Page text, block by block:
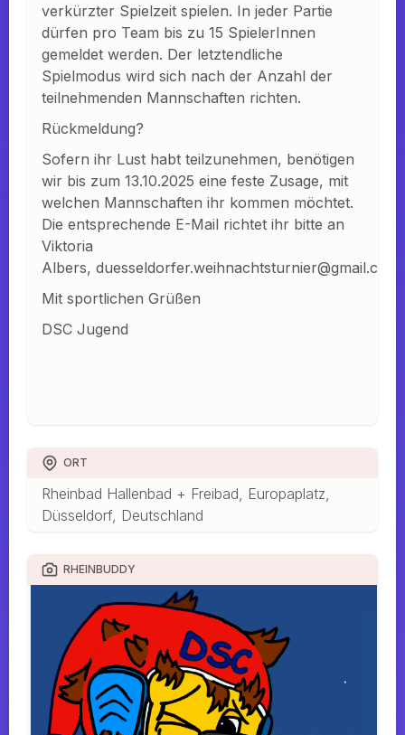
verkürzter Spielzeit spielen. In jeder Partie
dürfen pro Team bis zu 15 SpielerInnen
gemeldet werden. Der letztendliche
Spielmodus wird sich nach der Anzahl der
teilnehmenden Mannschaften richten.
Rückmeldung?
Sofern ihr Lust habt teilzunehmen, benötigen
wir bis zum 13.10.2025 eine feste Zusage, mit
welchen Mannschaften ihr kommen möchtet.
Die entsprechende E-Mail richtet ihr bitte an
Viktoria
Albers, duesseldorfer.weihnachtsturnier@gmail.com
Mit sportlichen Grüßen
DSC Jugend
ORT
Rheinbad Hallenbad + Freibad, Europaplatz,
Düsseldorf, Deutschland
RHEINBUDDY